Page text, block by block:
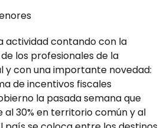
actividad contando con la
los profesionales de la
y con una importante novedad:
de incentivos fiscales
la pasada semana que
al 30% en territorio común y al